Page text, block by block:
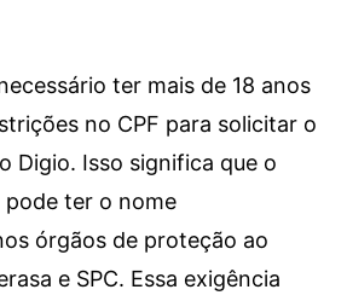
ter mais de 18 anos
no CPF para solicitar o
Digio. Isso significa que o
ter o nome
órgãos de proteção ao
e SPC. Essa exigência